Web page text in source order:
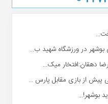
در ورزشگاه شهید ب...
رضا دهقان:افتخار میک...
پیش از بازی مقابل پارس ...
بوشهر!...